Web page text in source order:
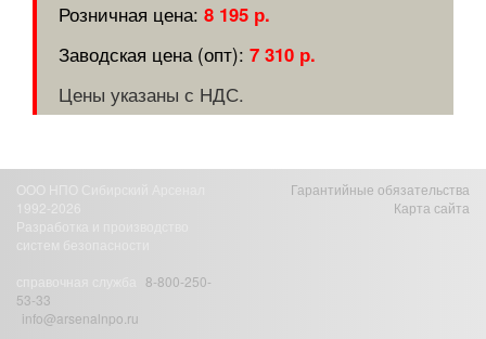
8 195 р.
7 310 р.
Цены указаны с НДС.
1992-2026
Разработка и производство
8-800-250-
53-33
info@arsenalnpo.ru
Гарантийные обязательства
Карта сайта